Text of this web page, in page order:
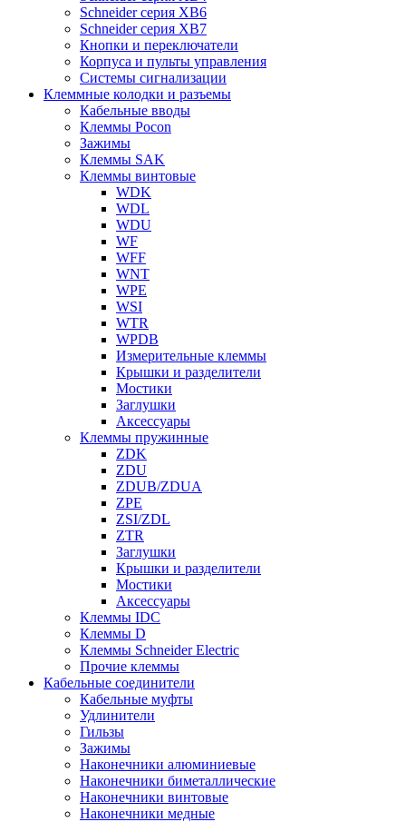
Schneider серия XB6
Schneider серия XB7
Кнопки и переключатели
Корпуса и пульты управления
Системы сигнализации
Клеммные колодки и разъемы
Кабельные вводы
Клеммы Pocon
Зажимы
Клеммы SAK
Клеммы винтовые
WDK
WDL
WDU
WF
WFF
WNT
WPE
WSI
WTR
WPDB
Измерительные клеммы
Крышки и разделители
Мостики
Заглушки
Аксессуары
Клеммы пружинные
ZDK
ZDU
ZDUB/ZDUA
ZPE
ZSI/ZDL
ZTR
Заглушки
Крышки и разделители
Мостики
Аксессуары
Клеммы IDC
Клеммы D
Клеммы Schneider Electric
Прочие клеммы
Кабельные соединители
Кабельные муфты
Удлинители
Гильзы
Зажимы
Наконечники алюминиевые
Наконечники биметаллические
Наконечники винтовые
Наконечники медные